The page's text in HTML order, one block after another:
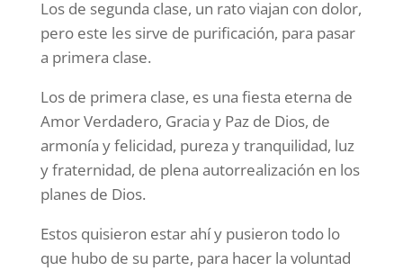
Los de segunda clase, un rato viajan con dolor,
pero este les sirve de purificación, para pasar
a primera clase.
Los de primera clase, es una fiesta eterna de
Amor Verdadero, Gracia y Paz de Dios, de
armonía y felicidad, pureza y tranquilidad, luz
y fraternidad, de plena autorrealización en los
planes de Dios.
Estos quisieron estar ahí y pusieron todo lo
que hubo de su parte, para hacer la voluntad